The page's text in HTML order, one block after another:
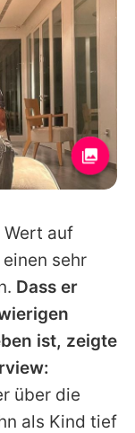
auf
sehr
Dass er
ist, zeigte
über die
als Kind tief